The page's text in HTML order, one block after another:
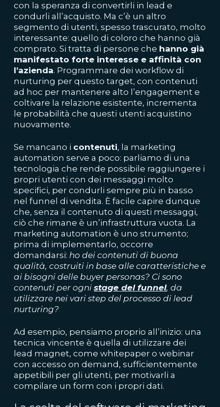
con la speranza di convertirli in lead e
condurli all’acquisto. Ma c’è un altro
segmento di utenti, spesso trascurato, molto
interessante: quello di coloro che hanno già
comprato. Si tratta di persone che hanno già
manifestato forte interesse e affinità con
l’azienda. Programmare dei workflow di
nurturing per questo target, con contenuti
ad hoc per mantenere alto l’engagement e
coltivare la relazione esistente, incrementa
le probabilità che questi utenti acquistino
nuovamente.
Se mancano i contenuti, la marketing
automation serve a poco: parliamo di una
tecnologia che rende possibile raggiungere i
propri utenti con dei messaggi molto
specifici, per condurli sempre più in basso
nel funnel di vendita. È facile capire dunque
che, senza il contenuto di questi messaggi,
ciò che rimane è un’infrastruttura vuota. La
marketing automation è uno strumento;
prima di implementarlo, occorre
domandarsi: ho dei contenuti di buona
qualità, costruiti in base alle caratteristiche e
ai bisogni delle buyer personas? Ci sono
contenuti per ogni stage del funnel, da
utilizzare nei vari step del processo di lead
nurturing?
Ad esempio, pensiamo proprio all’inizio: una
tecnica vincente è quella di utilizzare dei
lead magnet, come whitepaper o webinar
con accesso on demand, sufficientemente
appetibili per gli utenti, per motivarli a
compilare un form con i propri dati.